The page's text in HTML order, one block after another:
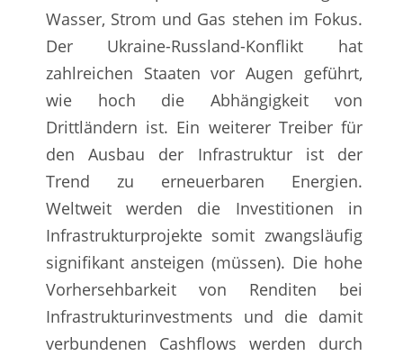
Wasser, Strom und Gas stehen im Fokus.
Der Ukraine-Russland-Konflikt hat
zahlreichen Staaten vor Augen geführt,
wie hoch die Abhängigkeit von
Drittländern ist. Ein weiterer Treiber für
den Ausbau der Infrastruktur ist der
Trend zu erneuerbaren Energien.
Weltweit werden die Investitionen in
Infrastrukturprojekte somit zwangsläufig
signifikant ansteigen (müssen). Die hohe
Vorhersehbarkeit von Renditen bei
Infrastrukturinvestments und die damit
verbundenen Cashflows werden durch